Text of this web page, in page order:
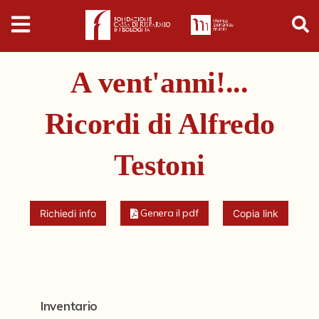
Digital
Humanities
Pubblicazioni
Arti Applicate
A vent'anni!...
Ricordi di Alfredo
Testoni
Richiedi info Genera il pdf Copia link
Inventario